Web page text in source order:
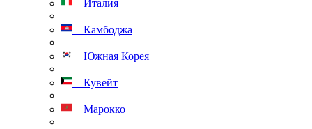
Италия
Камбоджа
Южная Корея
Кувейт
Марокко